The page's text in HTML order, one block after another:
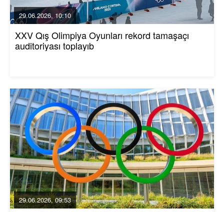
29.06.2026, 10:10
XXV Qış Olimpiya Oyunları rekord tamaşaçı
auditoriyası toplayıb
29.06.2026, 09:53